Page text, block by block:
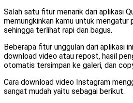
Salah satu fitur menarik dari aplikasi
memungkinkan kamu untuk
sehingga terlihat rapi dan bagus.
Beberapa fitur unggulan dari aplikasi
download video atau repost, hasil
otomatis tersimpan ke galeri, dan
Cara download video Instagram
sangat mudah yaitu sebagai berikut.